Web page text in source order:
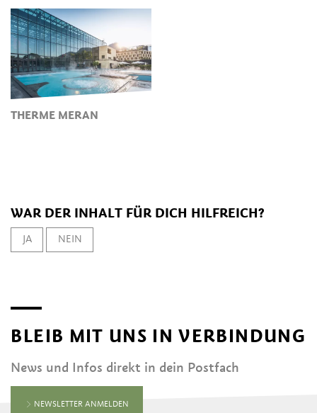
THERME MERAN
WAR DER INHALT FÜR DICH HILFREICH?
JA NEIN
BLEIB MIT UNS IN VERBINDUNG
News und Infos direkt in dein Postfach
NEWSLETTER ANMELDEN